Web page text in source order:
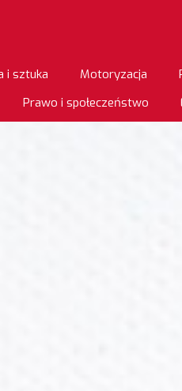
i sztuka Motoryzacja
Prawo i społeczeństwo